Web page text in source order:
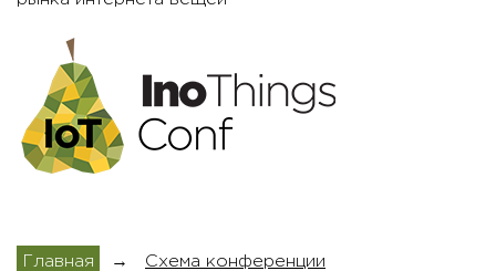
Главная → Схема конференции